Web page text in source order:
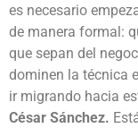
es necesario
de manera formal:
que sepan del
dominen la técnica
ir migrando hacia
César Sánchez.